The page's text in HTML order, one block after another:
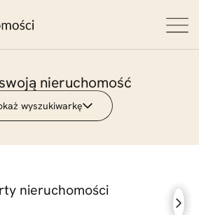
nieruchomość
wyszukiwarkę
wyszukiwarkę
nieruchomości